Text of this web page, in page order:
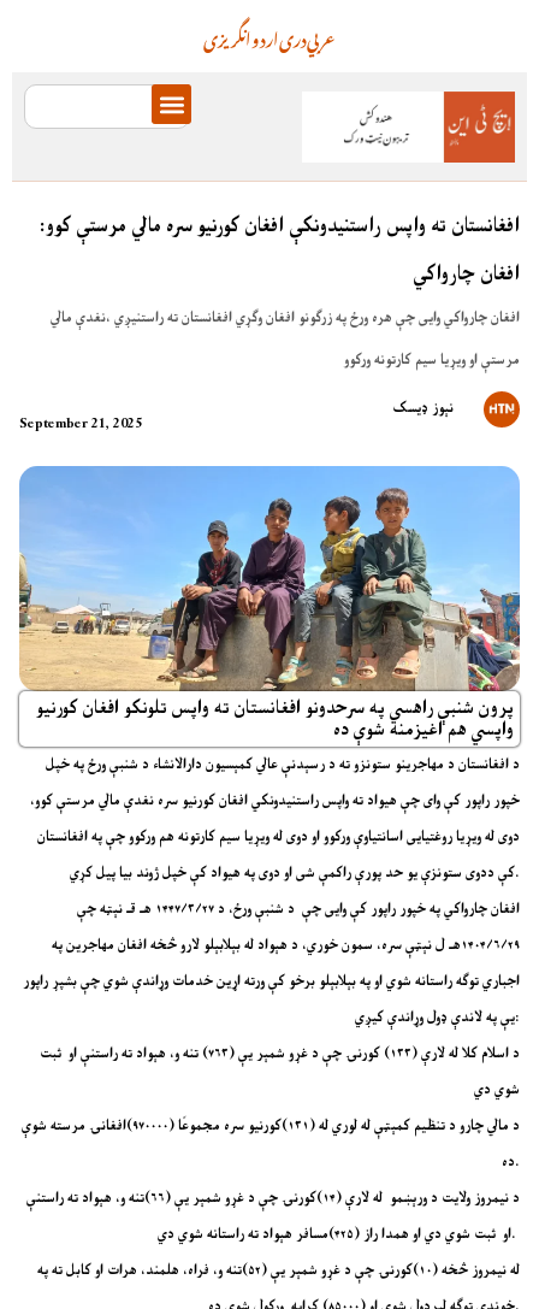
انگریزیاردودریعربي
افغانستان ته واپس راستنیدونکې افغان کورنیو سره مالي مرستې کوو:
افغان چارواکي
افغان چارواکي وایی چې هره ورځ په زرګونو افغان وګړي افغانستان ته راستنیږي ،نغدې مالي
مرستې او ویړیا سیم کارتونه ورکوو
September 21, 2025
نېوز ډیسک
پرون شنبې راهسي په سرحدونو افغانستان ته واپس تلونکو افغان کورنیو
واپسي هم اغیزمنه شوې ده
د افغانستان د مهاجرینو ستونزو ته د رسېدنې عالي کمېسیون دارالانشاء د شنبې ورځ په خپل
خپور راپور کې وای چې هیواد ته واپس راستنیدونکي افغان کورنیو سره نغدې مالي مرستې کوو،
دوی له ویړیا روغتیایی اسانتیاوې ورکوو او دوی له ویړیا سیم کارتونه هم ورکوو چې په افغانستان
کې ددوی ستونزې یو حد پورې راکمې شی او دوی په هیواد کې خپل ژوند بیا پیل کړي.
افغان چارواکي په خپور راپور کې وایی چې د شنبې ورځ، د ۱۴۴۷/۳/۲۷ هـ قـ نېټه چې
۱۴۰۴/۶/۲۹هـ ل نېټې سره، سمون خوري، د هېواد له بېلابېلو لارو څخه افغان مهاجرین په
اجباري توګه راستانه شوي او په بېلابېلو برخو کې ورته اړین خدمات وړاندې شوي چې بشپړ راپور
یې په لاندې ډول وړاندې کیږي:
د اسلام کلا له لارې (۱۳۳) کورنۍ چې د غړو شمېر یې (۷۶۳) تنه و، هېواد ته راستنې او ثبت
شوي دي
د مالي چارو د تنظیم کمېټې له لوري له (۱۳۱)کورنیو سره مجموعًا (۹۷۰۰۰۰)افغانۍ مرسته شوې
ده.
د نیمروز ولایت د ورېښمو له لارې (۱۴)کورنۍ چې د غړو شمېر یې (۶۶)تنه و، هېواد ته راستنې
او ثبت شوي دي او همدا راز (۴۲۵)مسافر هېواد ته راستانه شوي دي.
له نیمروز څخه (۱۰)کورنۍ چې د غړو شمېر یې (۵۲)تنه و، فراه، هلمند، هرات او کابل ته په